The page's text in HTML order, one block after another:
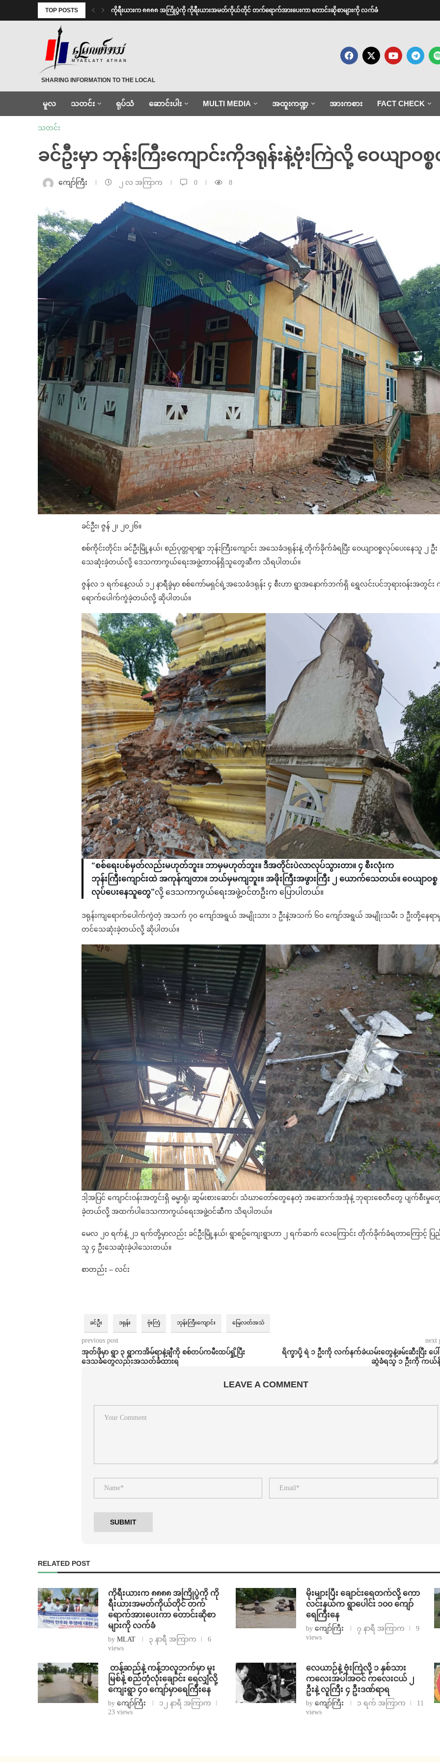
TOP POSTS ကိုရီးယားက ၈၈၈၈ အကြိုပွဲကို ကိုရီးယားအမတ်ကိုယ်တိုင် တက်ရောက်အားပေးကာ တောင်းဆိုစာများကို လက်ခံ
MYAELATT ATHAN
SHARING INFORMATION TO THE LOCAL
မူလ သတင်း ရုပ်သံ ဆောင်းပါး MULTI MEDIA အထူးကဏ္ဍ အားကစား FACT CHECK
သတင်း
ခင်ဦးမှာ ဘုန်းကြီးကျောင်းကိုဒရုန်းနဲ့ဗုံးကြဲလို့ ဝေယျာ
ကျော်ကြီး ၂ လ အကြာက 0 8
ခင်ဦး၊ ဇွန် ၂၊ ၂၀၂၆။
စစ်ကိုင်းတိုင်း၊ ခင်ဦးမြို့နယ်၊ စည်ပုတ္တရာရွာ ဘုန်းကြီးကျောင်း အသေခံဒရုန်းနဲ့ တိုက်ခိုက်ခံရပြီး ဝေယျာဝစ္စလုပ်ပေးနေသူ ၂ ဦး
သေဆုံးခဲ့တယ်လို့ ဒေသကာကွယ်ရေးအဖွဲ့တာဝန်ရှိသူတွေဆီက သိရပါတယ်။
ဇွန်လ ၁ ရက်နေ့လယ် ၁၂ နာရီခွဲမှာ စစ်ကော်မရှင်ရဲ့အသေခံဒရုန်း ၄ စီးဟာ ရွာအနောက်ဘက်ရှိ ရွှေလင်းပင်ဘုရားဝန်းအတွင်း
ရောက်ပေါက်ကွဲခဲ့တယ်လို့ ဆိုပါတယ်။
“စစ်ရေးပစ်မှတ်လည်းမဟုတ်ဘူး။ ဘာမှမဟုတ်ဘူး။ ဒီအတိုင်းပဲလာလုပ်သွားတာ။ ၄ စီးလုံးက
ဘုန်းကြီးကျောင်းထဲ အကုန်ကျတာ။ ဘယ်မှမကျဘူး။ အဖိုးကြီးအဖွားကြီး ၂ ယောက်သေတယ်။ ဝေယျာဝစ္စ
လုပ်ပေးနေသူတွေ”လို့ ဒေသကာကွယ်ရေးအဖွဲ့ဝင်တဦးက ပြောပါတယ်။
ဒရုန်းကျရောက်ပေါက်ကွဲတဲ့ အသက် ၇၀ ကျော်အရွယ် အမျိုးသား ၁ ဦးနဲ့အသက် ၆၀ ကျော်အရွယ် အမျိုးသမီး ၁ ဦးတို့နေရာ
တင်သေဆုံးခဲ့တယ်လို့ ဆိုပါတယ်။
ဒါ့အပြင် ကျောင်းဝန်းအတွင်းရှိ ဓမ္မာရုံ၊ ဆွမ်းစားဆောင်၊ သံဃာတော်တွေနေတဲ့ အဆောက်အအုံနဲ့ ဘုရားစေတီတွေ ပျက်စီးမှုတွ
ခဲ့တယ်လို့ အထက်ပါဒေသကာကွယ်ရေးအဖွဲ့ဝင်ဆီက သိရပါတယ်။
မေလ ၂၀ ရက်နဲ့ ၂၁ ရက်တို့မှာလည်း ခင်ဦးမြို့နယ်၊ ရွာစဥ်ကျေးရွာဟာ ၂ ရက်ဆက် လေကြောင်း တိုက်ခိုက်ခံရတာကြောင့် ပြ
သူ ၄ ဦးသေဆုံးခဲ့ပါသေးတယ်။
စာတည်း – လင်း
ခင်ဦး ဒရုန်း ဗုံးကြဲ ဘုန်းကြီးကျောင်း မြေလတ်အသံ
previous post
အုတ်ဖိုမှာ ရွာ ၃ ရွာကအိမ်ရာနဲ့ချီကို စစ်တပ်ကမီးထပ်ရှို့ပြီး
ဒေသခံတွေလည်းအသတ်ခံထားရ
next
ရိက္ခာပို့ ရဲ ၁ ဦးကို လက်နက်ခဲယမ်းတွေနဲ့ဖမ်းဆီးပြီး ပေ
ဆွဲခံရသူ ၁ ဦးကို ကယ်
LEAVE A COMMENT
RELATED POST
ကိုရီးယားက ၈၈၈၈ အကြိုပွဲကို ကို
ရီးယားအမတ်ကိုယ်တိုင် တက်
ရောက်အားပေးကာ တောင်းဆိုစာ
များကို လက်ခံ
by MLAT ၃ နာရီ အကြာက
6
views
⁨မိုးများပြီး ချောင်းရေတက်လို့ ကော
လင်းနယ်က ရွာပေါင်း ၁၀၀ ကျော်
ရေကြီးနေ
by ကျော်ကြီး ၇ နာရီ အကြာက
9
views
⁩ ⁨တန့်ဆည်နဲ့ ကန့်ဘလူဘက်မှာ မူး
မြစ်နဲ့ စည်တုံလုံးချောင်း ရေလျှံလို့
ကျေးရွာ ၄၀ ကျော်မှာရေကြီးနေ
by ကျော်ကြီး
၁၂ နာရီ အကြာက
23 views
⁨လေယာဉ်နဲ့ ဗုံးကြဲလို့ ၁ နှစ်သား
ကလေးအပါအဝင် ကလေးငယ် ၂
ဦးနဲ့ လူကြီး ၄ ဦးဒဏ်ရာရ
by ကျော်ကြီး ၁ ရက် အကြာက
11
views